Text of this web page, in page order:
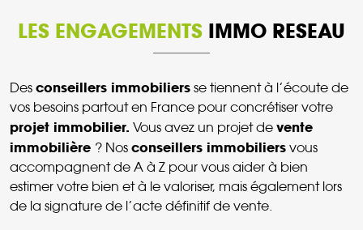
LES ENGAGEMENTS IMMO RESEAU
Des conseillers immobiliers se tiennent à l’écoute de
vos besoins partout en France pour concrétiser votre
projet immobilier. Vous avez un projet de vente
immobilière ? Nos conseillers immobiliers vous
accompagnent de A à Z pour vous aider à bien
estimer votre bien et à le valoriser, mais également lors
de la signature de l’acte définitif de vente.